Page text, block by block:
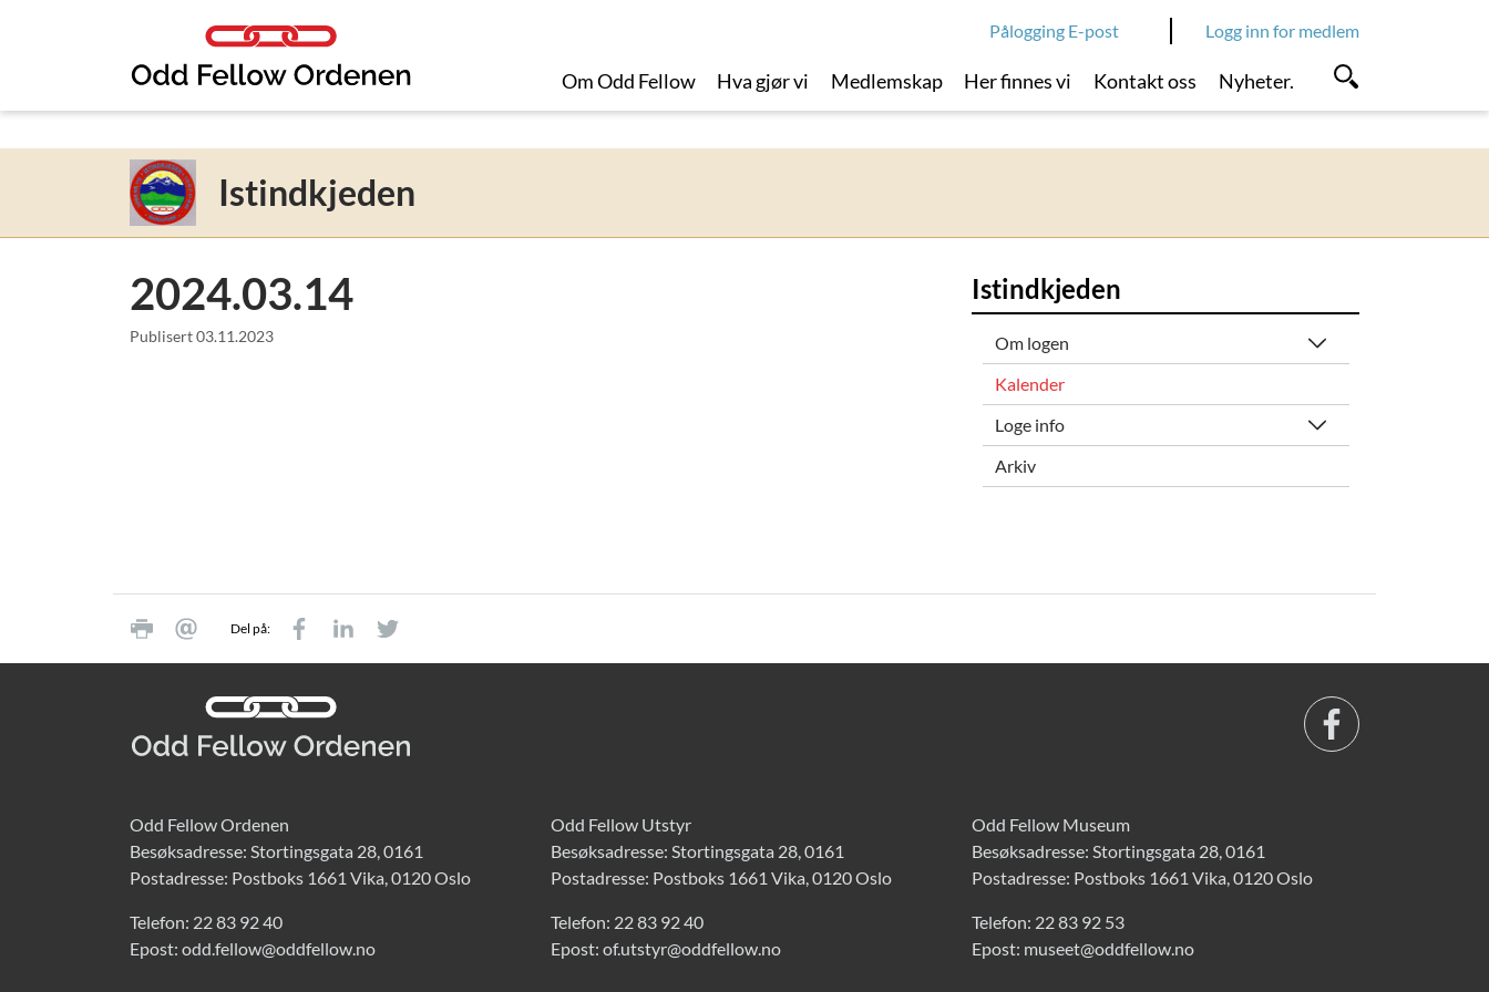
Logg inn for medlem
Pålogging E-post
Om Odd Fellow Hva gjør vi Medlemskap Her finnes vi Kontakt oss Nyheter.
Istindkjeden
2024.03.14
Publisert03.11.2023
Istindkjeden
Om logen
Kalender
Loge info
Arkiv
Del på:
Odd Fellow Ordenen
Besøksadresse: Stortingsgata 28, 0161
Postadresse: Postboks 1661 Vika, 0120 Oslo
Telefon: 22 83 92 40
Epost: odd.fellow@oddfellow.no
Odd Fellow Utstyr
Besøksadresse: Stortingsgata 28, 0161
Postadresse: Postboks 1661 Vika, 0120 Oslo
Telefon: 22 83 92 40
Epost: of.utstyr@oddfellow.no
Odd Fellow Museum
Besøksadresse: Stortingsgata 28, 0161
Postadresse: Postboks 1661 Vika, 0120 Oslo
Telefon: 22 83 92 53
Epost: museet@oddfellow.no